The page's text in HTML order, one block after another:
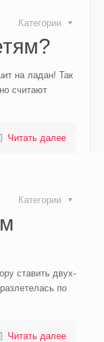
Категории
на ладан! Так
считают
Читать далее
Категории
ставить двух-
по
Читать далее